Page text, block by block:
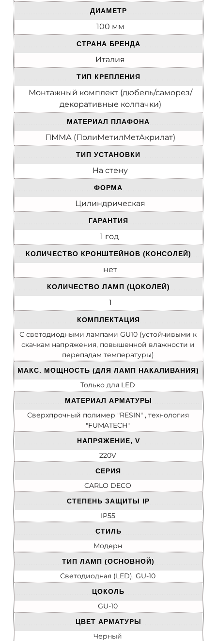
ДИАМЕТР
100 мм
СТРАНА БРЕНДА
Италия
ТИП КРЕПЛЕНИЯ
Монтажный комплект (дюбель/саморез/
декоративные колпачки)
МАТЕРИАЛ ПЛАФОНА
ПММА (ПолиМетилМетАкрилат)
ТИП УСТАНОВКИ
На стену
ФОРМА
Цилиндрическая
ГАРАНТИЯ
1 год
КОЛИЧЕСТВО КРОНШТЕЙНОВ (КОНСОЛЕЙ)
нет
КОЛИЧЕСТВО ЛАМП (ЦОКОЛЕЙ)
1
КОМПЛЕКТАЦИЯ
С светодиодными лампами GU10 (устойчивыми к
скачкам напряжения, повышенной влажности и
перепадам температуры)
МАКС. МОЩНОСТЬ (ДЛЯ ЛАМП НАКАЛИВАНИЯ)
Только для LED
МАТЕРИАЛ АРМАТУРЫ
Сверхпрочный полимер "RESIN" , технология
"FUMATECH"
НАПРЯЖЕНИЕ, V
220V
СЕРИЯ
CARLO DECO
СТЕПЕНЬ ЗАЩИТЫ IP
IP55
СТИЛЬ
Модерн
ТИП ЛАМП (ОСНОВНОЙ)
Светодиодная (LED), GU-10
ЦОКОЛЬ
GU-10
ЦВЕТ АРМАТУРЫ
Черный